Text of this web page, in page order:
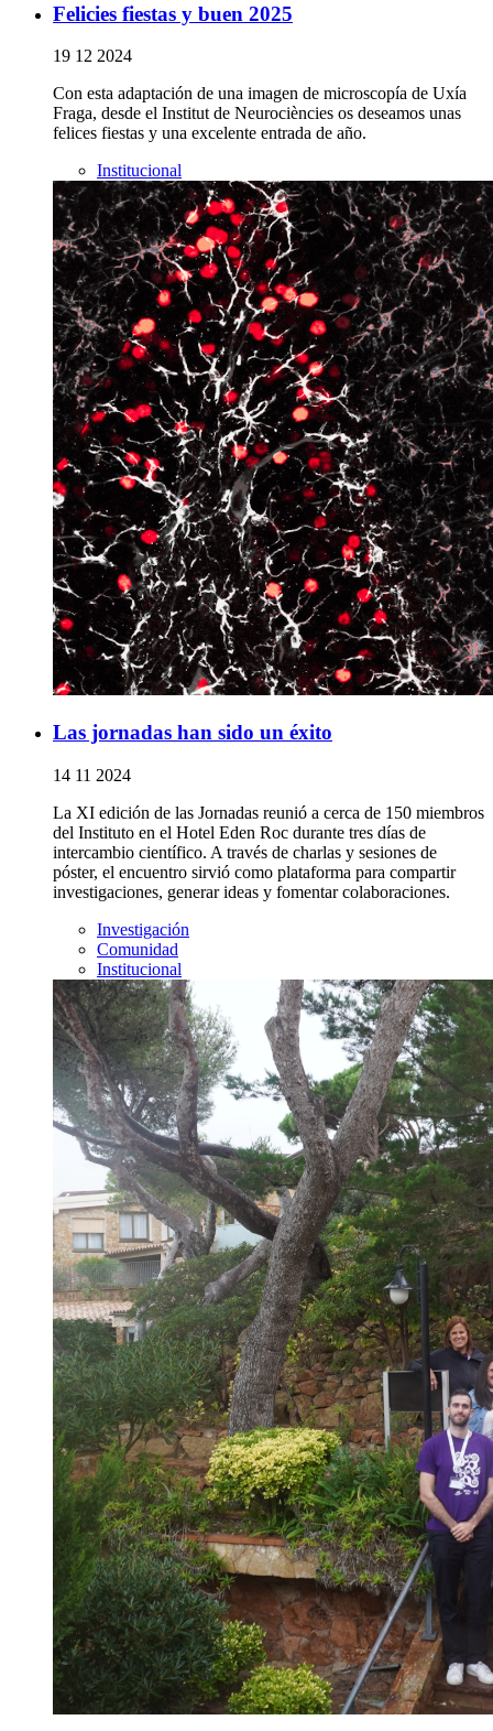
Felicies fiestas y buen 2025
19 12 2024
Con esta adaptación de una imagen de microscopía de Uxía
Fraga, desde el Institut de Neurociències os deseamos unas
felices fiestas y una excelente entrada de año.
Institucional
Las jornadas han sido un éxito
14 11 2024
La XI edición de las Jornadas reunió a cerca de 150 miembros
del Instituto en el Hotel Eden Roc durante tres días de
intercambio científico. A través de charlas y sesiones de
póster, el encuentro sirvió como plataforma para compartir
investigaciones, generar ideas y fomentar colaboraciones.
Investigación
Comunidad
Institucional